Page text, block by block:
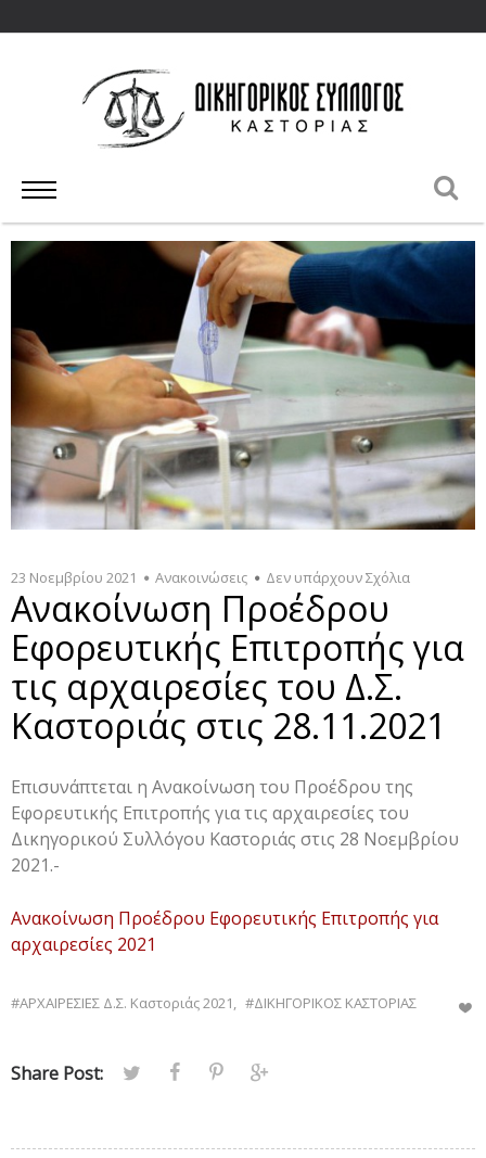
23 Νοεμβρίου 2021 Ανακοινώσεις Δεν υπάρχουν Σχόλια
Ανακοίνωση Προέδρου
Εφορευτικής Επιτροπής για
τις αρχαιρεσίες του Δ.Σ.
Καστοριάς στις 28.11.2021
Επισυνάπτεται η Ανακοίνωση του Προέδρου της
Εφορευτικής Επιτροπής για τις αρχαιρεσίες του
Δικηγορικού Συλλόγου Καστοριάς στις 28 Νοεμβρίου
2021.-
Ανακοίνωση Προέδρου Εφορευτικής Επιτροπής για
αρχαιρεσίες 2021
#ΑΡΧΑΙΡΕΣΙΕΣ Δ.Σ. Καστοριάς 2021, #ΔΙΚΗΓΟΡΙΚΟΣ ΚΑΣΤΟΡΙΑΣ
Share Post: